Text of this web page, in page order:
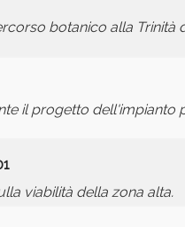
botanico alla Trinità
il progetto dell'impianto
viabilità della zona alta.